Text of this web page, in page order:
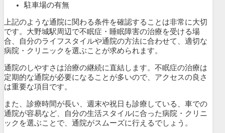
駐車場の有無
上記のような通院に関わる条件を確認することは非常に大切
です。大野城駅周辺で不眠症・睡眠障害の治療を受ける場
合、自分のライフスタイルや通院の方法に合わせて、適切な
病院・クリニックを選ぶことが求められます。
通院のしやすさは治療の継続に直結します。 不眠症の治療は
定期的な通院が必要になることが多いので、アクセスの良さ
は重要な項目です。
また、診療時間が長い、週末や祝日も診療している、車での
通院が容易など、自分の生活スタイルに合った病院・クリニ
ックを選ぶことで、通院がスムーズに行えるでしょう。